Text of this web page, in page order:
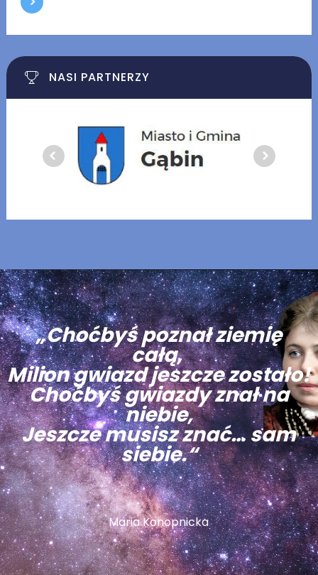
NASI PARTNERZY
„Choćbyś poznał ziemię
całą,
Milion gwiazd jeszcze zostało!
Choćbyś gwiazdy znał na
niebie,
Jeszcze musisz znać… sam
siebie.“
Maria Konopnicka